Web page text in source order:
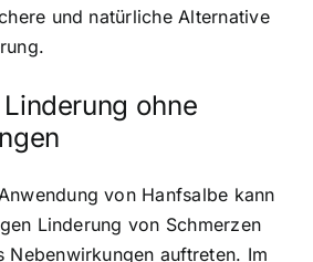
und natürliche Alternative
ohne
von Hanfsalbe kann
Linderung von Schmerzen
Nebenwirkungen auftreten. Im